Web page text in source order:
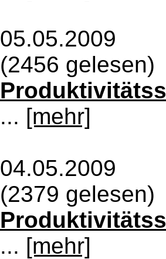
05.05.2009
(2456 gelesen)
... [mehr]
04.05.2009
(2379 gelesen)
... [mehr]